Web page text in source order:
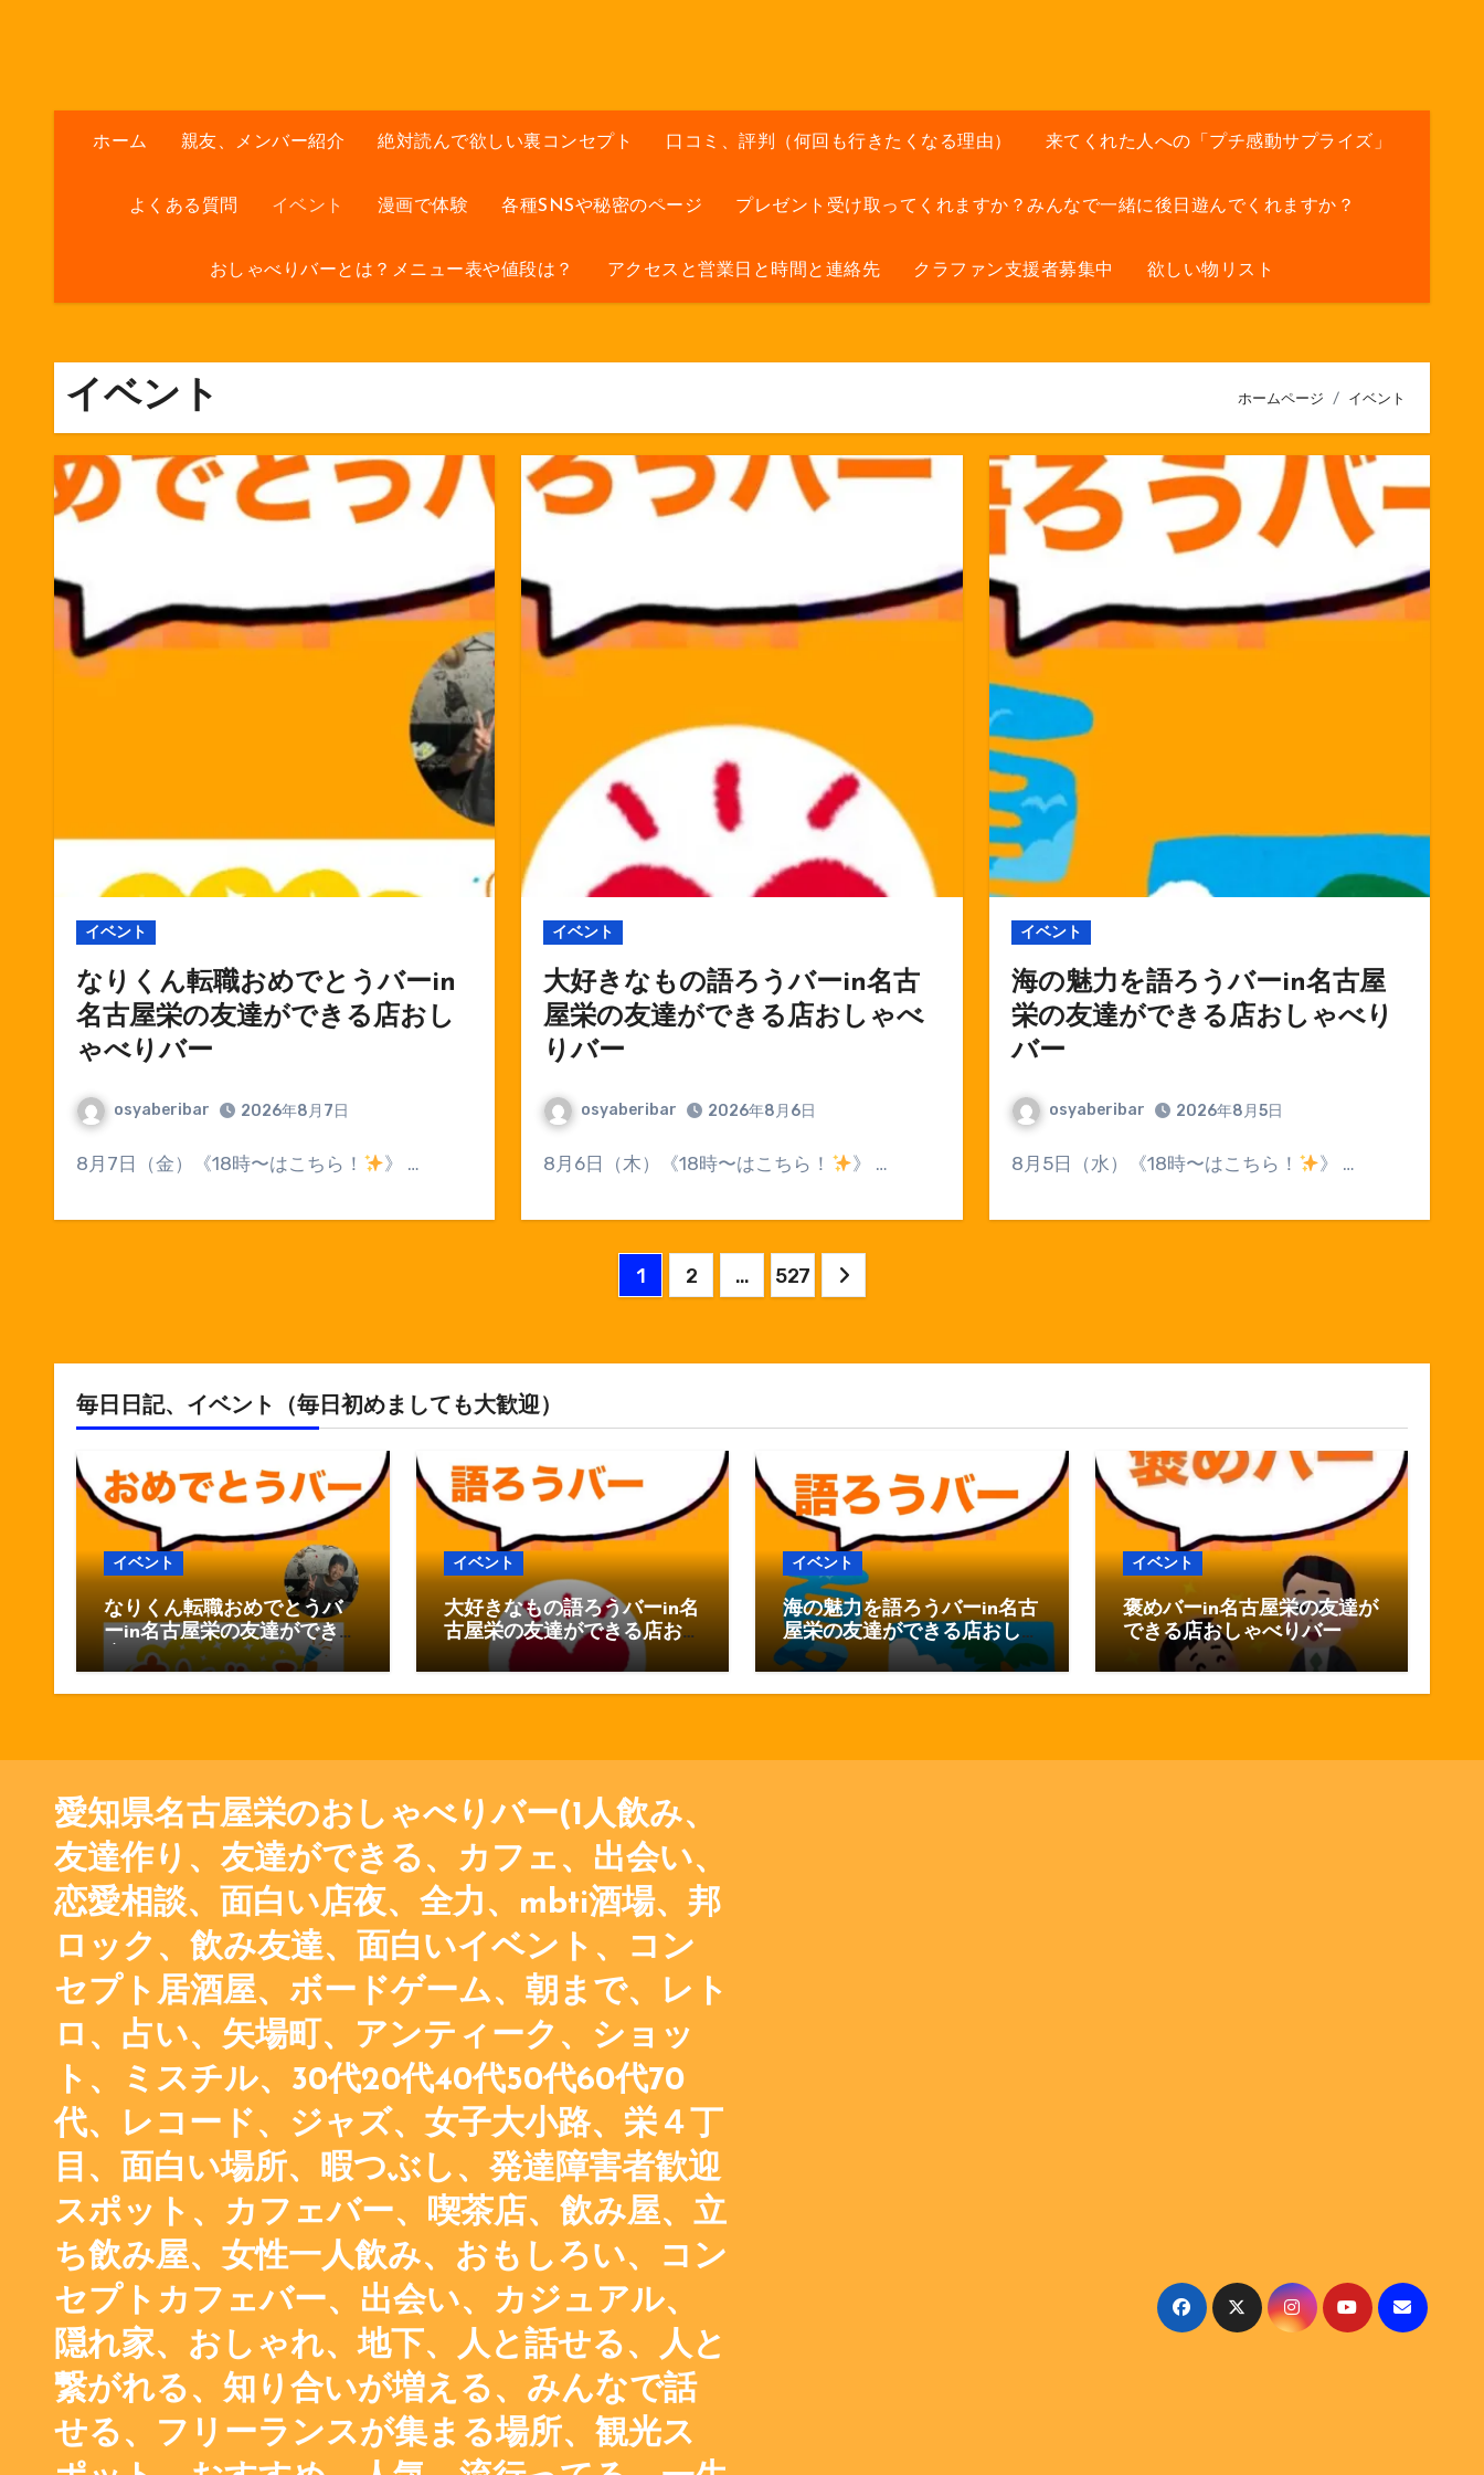
ホーム 親友、メンバー紹介 絶対読んで欲しい裏コンセプト 口コミ、評判（何回も行きたくなる理由） 来てくれた人への「プチ感動サプライズ」
よくある質問 イベント 漫画で体験 各種SNSや秘密のページ プレゼント受け取ってくれますか？みんなで一緒に後日遊んでくれますか？
おしゃべりバーとは？メニュー表や値段は？ アクセスと営業日と時間と連絡先 クラファン支援者募集中 欲しい物リスト
イベント ホームページ イベント
イベント
なりくん転職おめでとうバーin
名古屋栄の友達ができる店おし
ゃべりバー
osyaberibar 2026年8月7日
8月7日（金）《18時〜はこちら！ 》 …
イベント
大好きなもの語ろうバーin名古
屋栄の友達ができる店おしゃべ
りバー
osyaberibar 2026年8月6日
8月6日（木）《18時〜はこちら！ 》 …
イベント
海の魅力を語ろうバーin名古屋
栄の友達ができる店おしゃべり
バー
osyaberibar 2026年8月5日
8月5日（水）《18時〜はこちら！ 》 …
投
の
ジ
送
り
1 2 … 527
毎日日記、イベント（毎日初めましても大歓迎）
イベント
なりくん転職おめでとうバ
ーin名古屋栄の友達ができる
店おしゃべりバー
イベント
大好きなもの語ろうバーin名
古屋栄の友達ができる店お
しゃべりバー
イベント
海の魅力を語ろうバーin名古
屋栄の友達ができる店おし
ゃべりバー
イベント
褒めバーin名古屋栄の友達が
できる店おしゃべりバー
愛知県名古屋栄のおしゃべりバー(1人飲み、
友達作り、友達ができる、カフェ、出会い、
恋愛相談、面白い店夜、全力、mbti酒場、邦
ロック、飲み友達、面白いイベント、コン
セプト居酒屋、ボードゲーム、朝まで、レト
ロ、占い、矢場町、アンティーク、ショッ
ト、ミスチル、30代20代40代50代60代70
代、レコード、ジャズ、女子大小路、栄４丁
目、面白い場所、暇つぶし、発達障害者歓迎
スポット、カフェバー、喫茶店、飲み屋、立
ち飲み屋、女性一人飲み、おもしろい、コン
セプトカフェバー、出会い、カジュアル、
隠れ家、おしゃれ、地下、人と話せる、人と
繋がれる、知り合いが増える、みんなで話
せる、フリーランスが集まる場所、観光ス